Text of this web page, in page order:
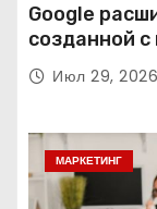
Google
созданной
интеллекта
Июл 29, 2026
МАРКЕТИНГ